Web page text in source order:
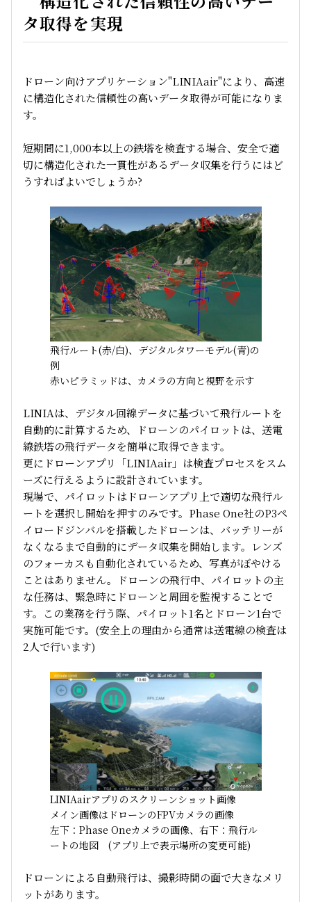
タ取得を実現
ドローン向けアプリケーション"LINIAair"により、高速
に構造化された信頼性の高いデータ取得が可能になりま
す。
短期間に1,000本以上の鉄塔を検査する場合、安全で適
切に構造化された一貫性があるデータ収集を行うにはど
うすればよいでしょうか?
飛行ルート(赤/白)、デジタルタワーモデル(青)の
例
赤いピラミッドは、カメラの方向と視野を示す
LINIAは、デジタル回線データに基づいて飛行ルートを
自動的に計算するため、ドローンのパイロットは、送電
線鉄塔の飛行データを簡単に取得できます。
更にドローンアプリ「LINIAair」は検査プロセスをスム
ーズに行えるように設計されています。
現場で、パイロットはドローンアプリ上で適切な飛行ル
ートを選択し開始を押すのみです。Phase One社のP3ペ
イロードジンバルを搭載したドローンは、バッテリーが
なくなるまで自動的にデータ収集を開始します。レンズ
のフォーカスも自動化されているため、写真がぼやける
ことはありません。ドローンの飛行中、パイロットの主
な任務は、緊急時にドローンと周囲を監視することで
す。この業務を行う際、パイロット1名とドローン1台で
実施可能です。(安全上の理由から通常は送電線の検査は
2人で行います)
LINIAairアプリのスクリーンショット画像
メイン画像はドローンのFPVカメラの画像
左下：Phase Oneカメラの画像、右下：飛行ル
ートの地図 (アプリ上で表示場所の変更可能)
ドローンによる自動飛行は、撮影時間の面で大きなメリ
ットがあります。